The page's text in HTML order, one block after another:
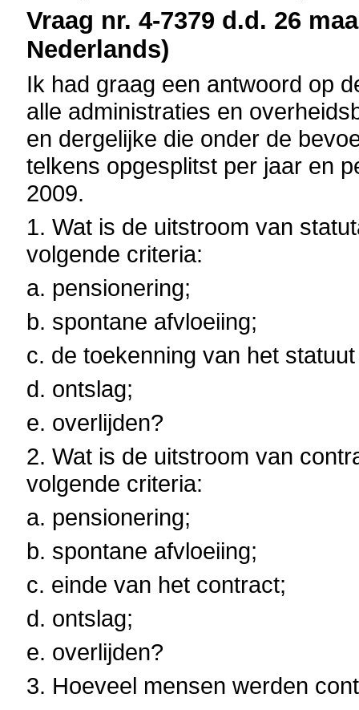
Vraag nr. 4-7379 d.d. 26
Nederlands)
Ik had graag een antwoord op
alle administraties en
en dergelijke die onder de
telkens opgesplitst per jaar en
2009.
1. Wat is de uitstroom van
volgende criteria:
a. pensionering;
b. spontane afvloeiing;
c. de toekenning van het
d. ontslag;
e. overlijden?
2. Wat is de uitstroom van
volgende criteria:
a. pensionering;
b. spontane afvloeiing;
c. einde van het contract;
d. ontslag;
e. overlijden?
3. Hoeveel mensen werden